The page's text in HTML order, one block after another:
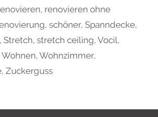
, renovieren ohne
, schöner, Spanndecke,
, Stretch, stretch ceiling, Vocil,
Wohnen, Wohnzimmer,
, Zuckerguss